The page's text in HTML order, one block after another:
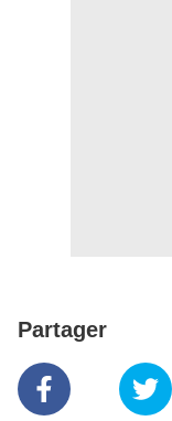
Partager